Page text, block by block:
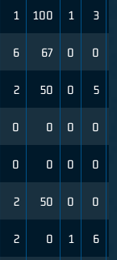
1 100 1 3
6 67 0 0
2 50 0 5
0 0 0 0
0 0 0 0
2 50 0 0
2 0 1 6